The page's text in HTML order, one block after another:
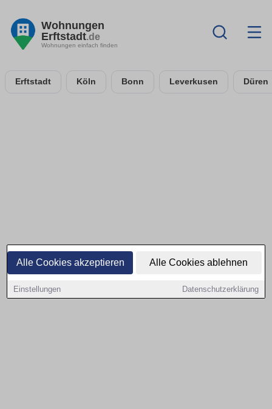
Alle Cookies akzeptieren Alle Cookies ablehnen
Einstellungen Datenschutzerklärung
Wohnungen
Erftstadt.de
Wohnungen einfach finden
Erftstadt Köln Bonn Leverkusen Düren